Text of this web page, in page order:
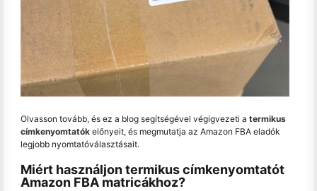
Olvasson tovább, és ez a blog segítségével végigvezeti a termikus
címkenyomtatók előnyeit, és megmutatja az Amazon FBA eladók
legjobb nyomtatóválasztásait.
Miért használjon termikus címkenyomtatót
Amazon FBA matricákhoz?